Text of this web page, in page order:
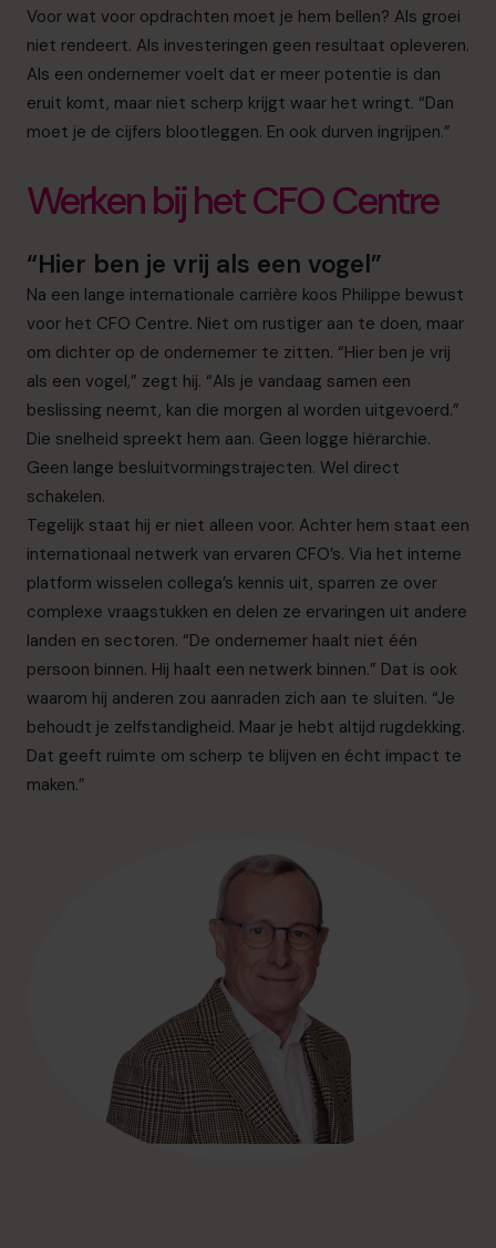
Voor wat voor opdrachten moet je hem bellen? Als groei
niet rendeert. Als investeringen geen resultaat opleveren.
Als een ondernemer voelt dat er meer potentie is dan
eruit komt, maar niet scherp krijgt waar het wringt. “Dan
moet je de cijfers blootleggen. En ook durven ingrijpen.”
Werken bij het CFO Centre
“Hier ben je vrij als een vogel”
Na een lange internationale carrière koos Philippe bewust
voor het CFO Centre. Niet om rustiger aan te doen, maar
om dichter op de ondernemer te zitten. “Hier ben je vrij
als een vogel,” zegt hij. “Als je vandaag samen een
beslissing neemt, kan die morgen al worden uitgevoerd.”
Die snelheid spreekt hem aan. Geen logge hiërarchie.
Geen lange besluitvormingstrajecten. Wel direct
schakelen.
Tegelijk staat hij er niet alleen voor. Achter hem staat een
internationaal netwerk van ervaren CFO’s. Via het interne
platform wisselen collega’s kennis uit, sparren ze over
complexe vraagstukken en delen ze ervaringen uit andere
landen en sectoren. “De ondernemer haalt niet één
persoon binnen. Hij haalt een netwerk binnen.” Dat is ook
waarom hij anderen zou aanraden zich aan te sluiten. “Je
behoudt je zelfstandigheid. Maar je hebt altijd rugdekking.
Dat geeft ruimte om scherp te blijven en écht impact te
maken.”